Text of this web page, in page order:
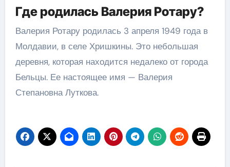
Где родилась Валерия Ротару?
Валерия Ротару родилась 3 апреля 1949 года в
Молдавии, в селе Хришкины. Это небольшая
деревня, которая находится недалеко от города
Бельцы. Ее настоящее имя — Валерия
Степановна Луткова.